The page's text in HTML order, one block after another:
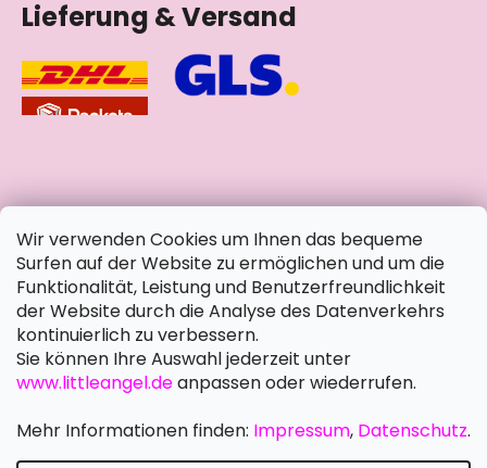
Wir verwenden Cookies um Ihnen das bequeme
Surfen auf der Website zu ermöglichen und um die
Funktionalität, Leistung und Benutzerfreundlichkeit
der Website durch die Analyse des Datenverkehrs
kontinuierlich zu verbessern.
Sie können Ihre Auswahl jederzeit unter
www.littleangel.deanpassen oder wiederrufen.
Mehr Informationen finden: Impressum, Datenschutz.
Lieferung & Versand
soziale Netzwerke